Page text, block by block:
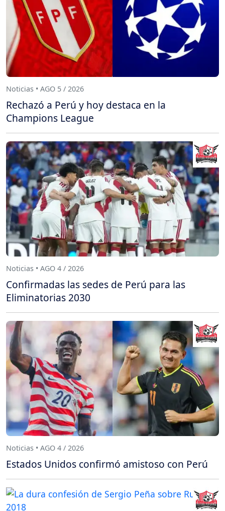
Noticias • AGO 5 / 2026
Rechazó a Perú y hoy destaca en la
Champions League
Noticias • AGO 4 / 2026
Confirmadas las sedes de Perú para las
Eliminatorias 2030
Noticias • AGO 4 / 2026
Estados Unidos confirmó amistoso con Perú